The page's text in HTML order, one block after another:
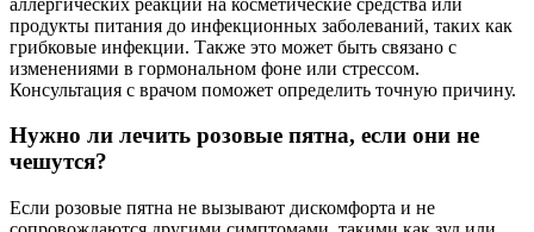
продукты питания до инфекционных заболеваний, таких как
грибковые инфекции. Также это может быть связано с
изменениями в гормональном фоне или стрессом.
Консультация с врачом поможет определить точную причину.
Нужно ли лечить розовые пятна, если они не
чешутся?
Если розовые пятна не вызывают дискомфорта и не